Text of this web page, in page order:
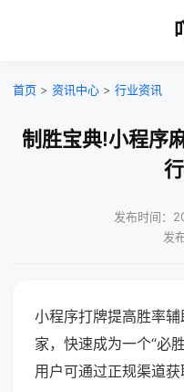
首页 > 资讯中心 > 行业资讯
制胜宝典!小程序
发布时间：
发
小程序打牌提高胜率
家，快速成为一个“必
用户可通过正规渠道获